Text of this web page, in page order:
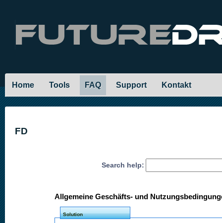
Home Tools FAQ Support Kontakt
FD
Search help:
Allgemeine Geschäfts- und
Solution